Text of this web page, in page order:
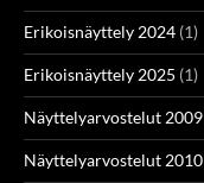
Erikoisnäyttely 2024 (1)
Erikoisnäyttely 2025 (1)
Näyttelyarvostelut 2009
Näyttelyarvostelut 2010